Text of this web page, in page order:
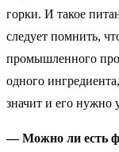
горки. И такое
следует помнить,
промышленного
одного
значит и его нужно
— Можно ли есть